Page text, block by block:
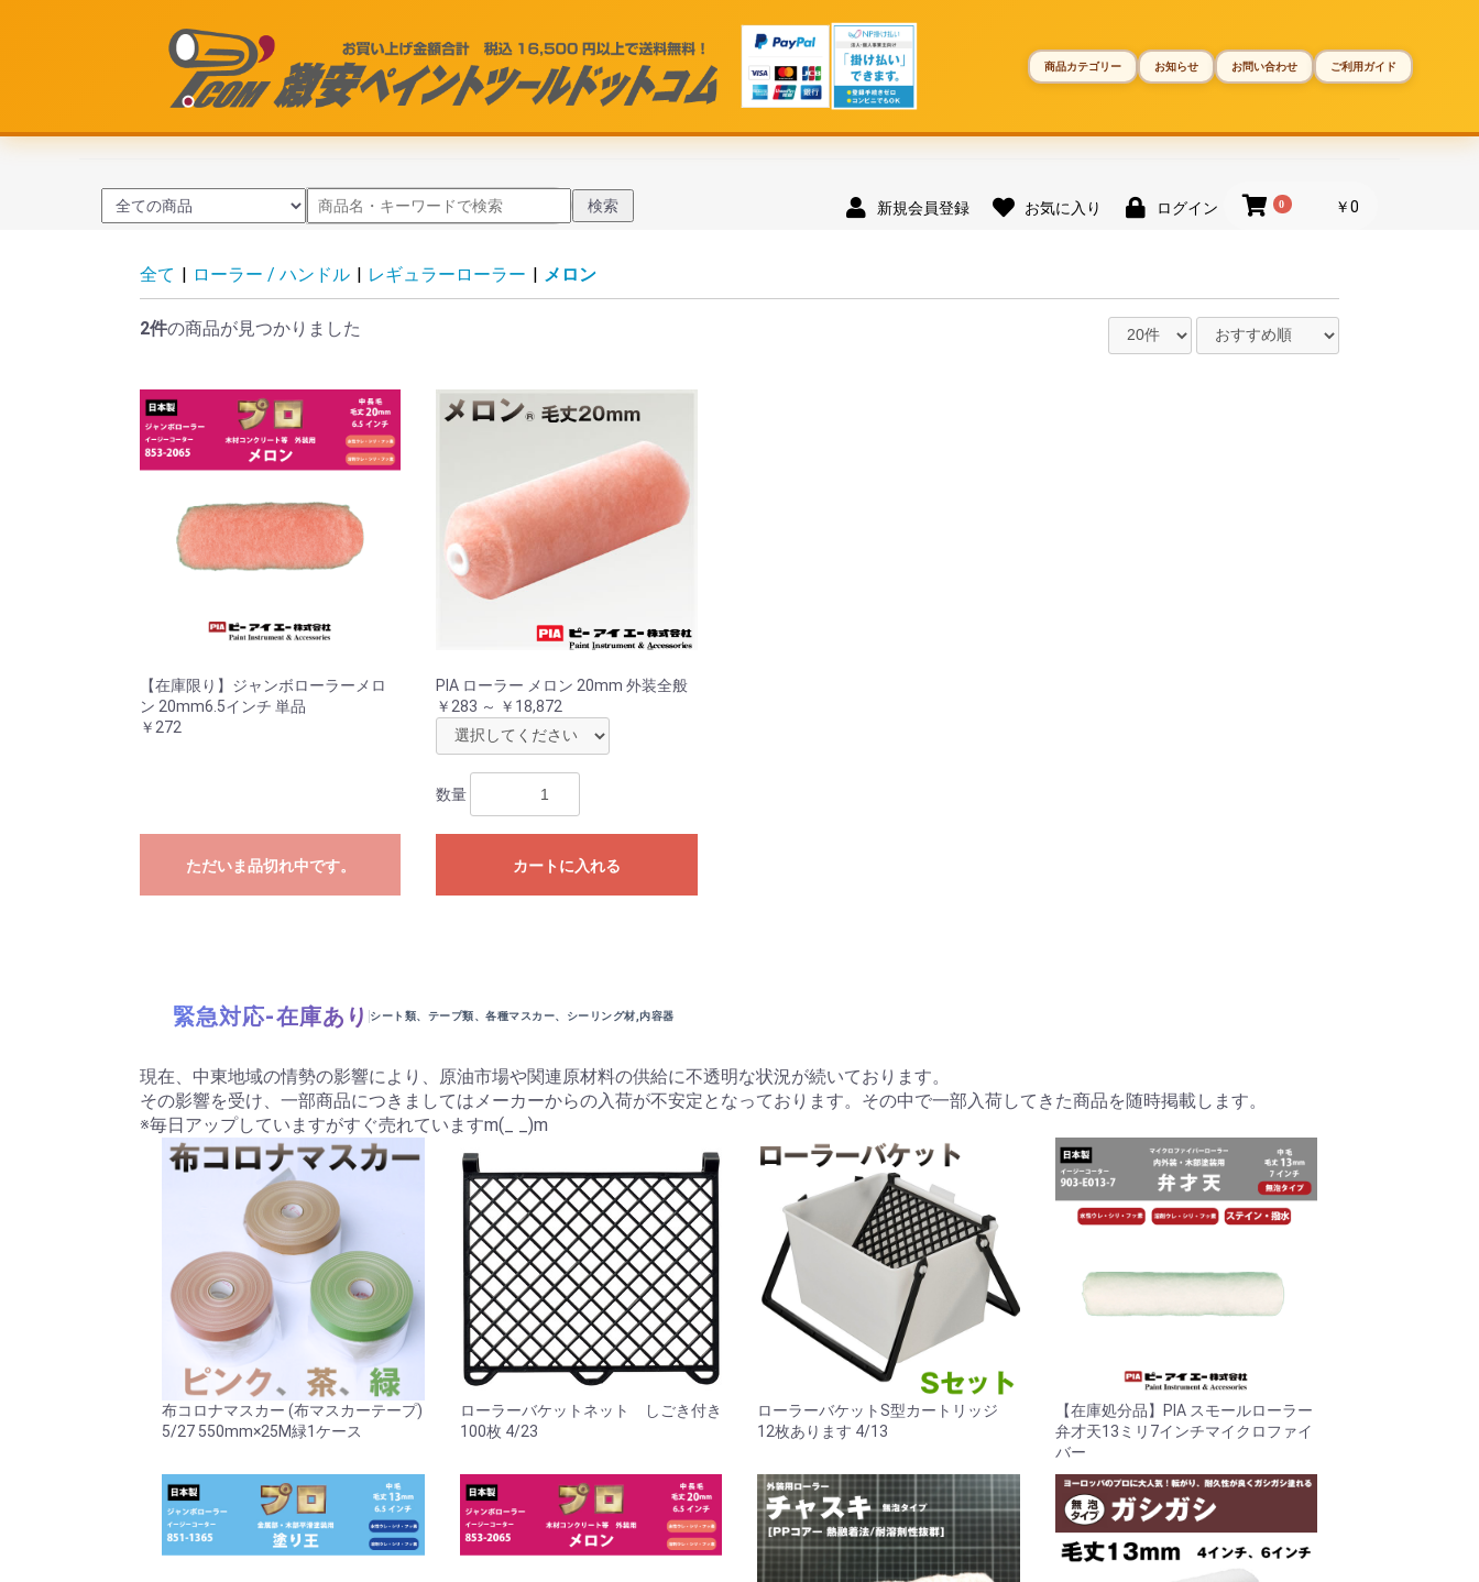
商品カテゴリー お知らせ お問い合わせ ご利用ガイド
検索 新規会員登録 お気に入り ログイン 0 ￥0
全て | ローラー / ハンドル | レギュラーローラー | メロン
2件の商品が見つかりました
【在庫限り】ジャンボローラーメロ
ン 20mm6.5インチ 単品
￥272
ただいま品切れ中です。
PIA ローラー メロン 20mm 外装全般
￥283 ～ ￥18,872
数量
カートに入れる
緊急対応-在庫あり シート類、テープ類、各種マスカー、シーリング材,内容器
現在、中東地域の情勢の影響により、原油市場や関連原材料の供給に不透明な状況が続いております。
その影響を受け、一部商品につきましてはメーカーからの入荷が不安定となっております。その中で一部入荷してきた商品を随時掲載します。
※毎日アップしていますがすぐ売れていますm(_ _)m
布コロナマスカー (布マスカーテープ)
5/27 550mm×25M緑1ケース
ローラーバケットネット しごき付き
100枚 4/23
ローラーバケットS型カートリッジ
12枚あります 4/13
【在庫処分品】PIA スモールローラー
弁才天13ミリ7インチマイクロファイ
バー